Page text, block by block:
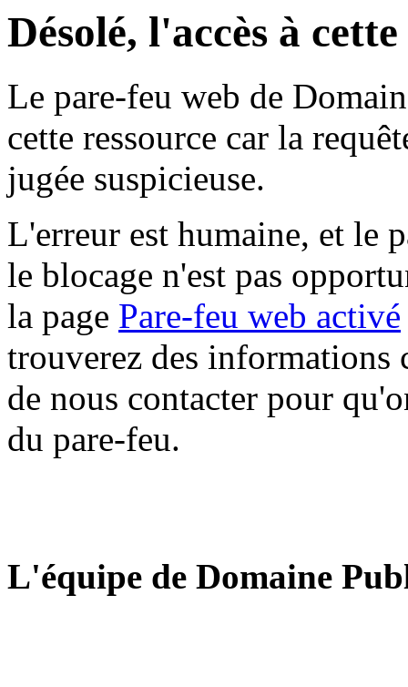
Désolé, l'accès à
Le pare-feu web de
cette ressource car la
jugée suspicieuse.
L'erreur est humaine, et le
le blocage n'est pas
la page Pare-feu web activé
trouverez des informations
de nous contacter pour
du pare-feu.
L'équipe de Domaine